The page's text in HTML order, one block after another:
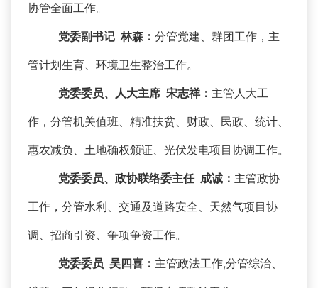
协管全面工作。
党委副书记 林森： 分管党建、群团工作，主
管计划生育、环境卫生整治工作。
党委委员、人大主席 宋志祥： 主管人大工
作，分管机关值班、精准扶贫、财政、民政、统计、
惠农减负、土地确权颁证、光伏发电项目协调工作。
党委委员、政协联络委主任 成诚： 主管政协
工作，分管水利、交通及道路安全、天然气项目协
调、招商引资、争项争资工作。
党委委员 吴四喜： 主管政法工作,分管综治、